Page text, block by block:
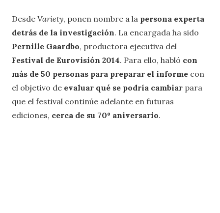
Desde Variety, ponen nombre a la persona experta
detrás de la investigación. La encargada ha sido
Pernille Gaardbo, productora ejecutiva del
Festival de Eurovisión 2014. Para ello, habló con
más de 50 personas para preparar el informe con
el objetivo de evaluar qué se podría cambiar para
que el festival continúe adelante en futuras
ediciones, cerca de su 70º aniversario.